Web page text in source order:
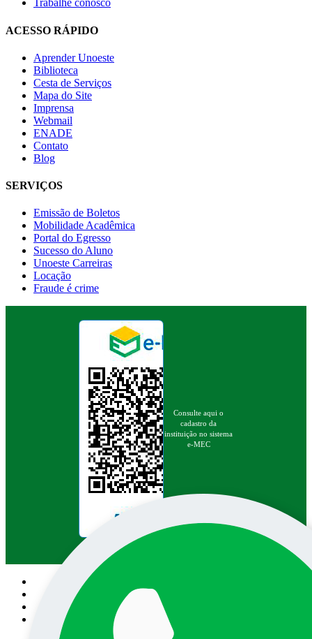
Trabalhe conosco
ACESSO RÁPIDO
Aprender Unoeste
Biblioteca
Cesta de Serviços
Mapa do Site
Imprensa
Webmail
ENADE
Contato
Blog
SERVIÇOS
Emissão de Boletos
Mobilidade Acadêmica
Portal do Egresso
Sucesso do Aluno
Unoeste Carreiras
Locação
Fraude é crime
Consulte aqui o
cadastro da
instituição no sistema
e-MEC
Pesquisa no site: